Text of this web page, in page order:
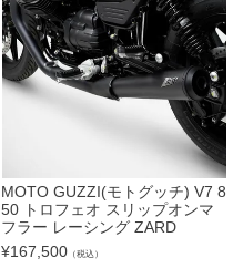
MOTO GUZZI(モトグッチ) V7 8
50 トロフェオ スリップオンマ
フラー レーシング ZARD
¥167,500 （税込）